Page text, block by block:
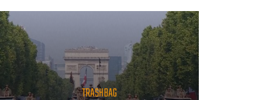
TRASHBAG